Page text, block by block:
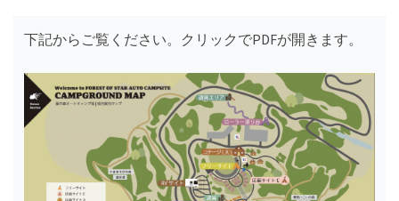
下記からご覧ください。クリックでPDFが開きます。